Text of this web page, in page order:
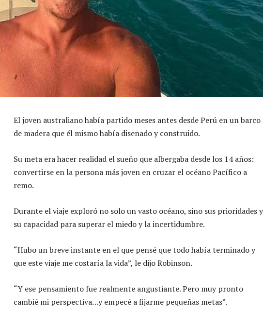
El joven australiano había partido meses antes desde Perú en un barco
de madera que él mismo había diseñado y construido.
Su meta era hacer realidad el sueño que albergaba desde los 14 años:
convertirse en la persona más joven en cruzar el océano Pacífico a
remo.
Durante el viaje exploró no solo un vasto océano, sino sus prioridades y
su capacidad para superar el miedo y la incertidumbre.
“Hubo un breve instante en el que pensé que todo había terminado y
que este viaje me costaría la vida”, le dijo Robinson.
“Y ese pensamiento fue realmente angustiante. Pero muy pronto
cambié mi perspectiva…y empecé a fijarme pequeñas metas”.